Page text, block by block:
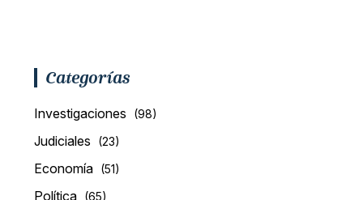
Categorías
Investigaciones (98)
Judiciales (23)
Economía (51)
Política (65)